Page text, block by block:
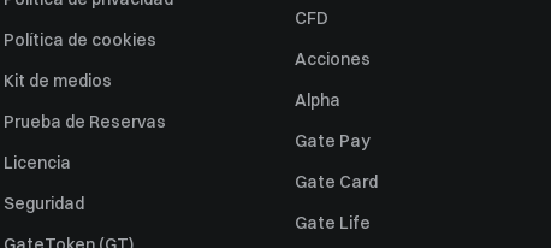
Política de cookies
Kit de medios
Prueba de Reservas
Licencia
Seguridad
CFD
Acciones
Alpha
Gate Pay
Gate Card
Gate Life